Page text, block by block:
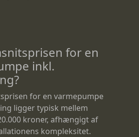
for en
inkl.
for en varmepumpe
ligger typisk mellem
kroner, afhængigt af
kompleksitet.